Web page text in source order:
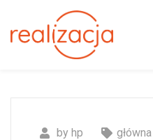
by hp główna